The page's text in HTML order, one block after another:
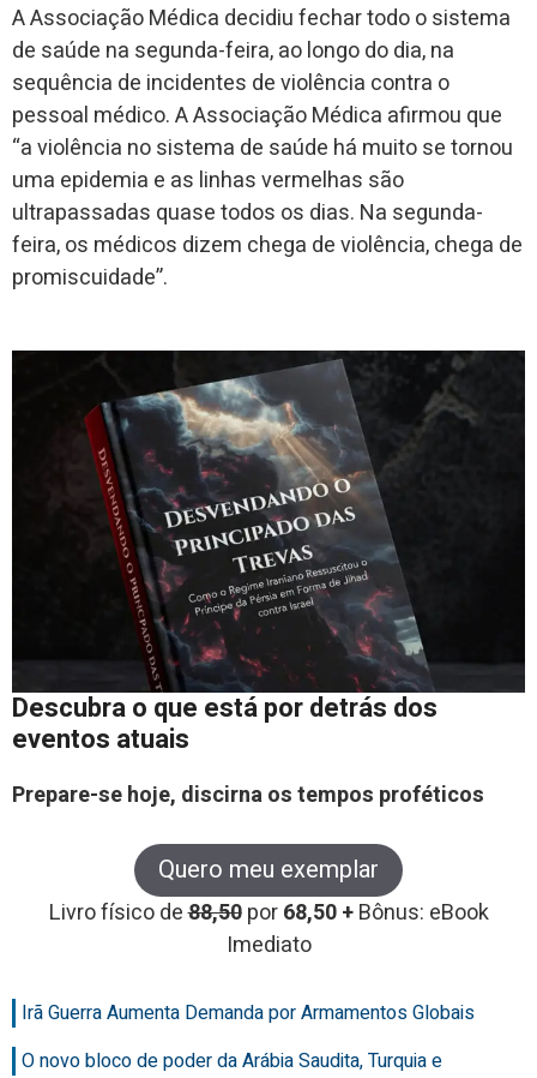
A Associação Médica decidiu fechar todo o sistema
de saúde na segunda-feira, ao longo do dia, na
sequência de incidentes de violência contra o
pessoal médico. A Associação Médica afirmou que
“a violência no sistema de saúde há muito se tornou
uma epidemia e as linhas vermelhas são
ultrapassadas quase todos os dias. Na segunda-
feira, os médicos dizem chega de violência, chega de
promiscuidade”.
Descubra o que está por detrás dos
eventos atuais
Prepare-se hoje, discirna os tempos proféticos
Quero meu exemplar
Livro físico de88,50 por68,50 +Bônus: eBook
Imediato
Irã Guerra Aumenta Demanda por Armamentos Globais
O novo bloco de poder da Arábia Saudita, Turquia e